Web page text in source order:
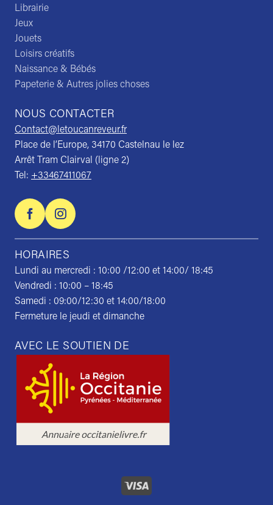
Librairie
Jeux
Jouets
Loisirs créatifs
Naissance & Bébés
Papeterie & Autres jolies choses
NOUS CONTACTER
Contact@letoucanreveur.fr
Place de l’Europe, 34170 Castelnau le lez
Arrêt Tram Clairval (ligne 2)
Tel: +33467411067
HORAIRES
Lundi au mercredi : 10:00 /12:00 et 14:00/ 18:45
Vendredi : 10:00 – 18:45
Samedi : 09:00/12:30 et 14:00/18:00
Fermeture le jeudi et dimanche
AVEC LE SOUTIEN DE